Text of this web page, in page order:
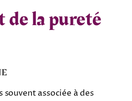
de la pureté
associée à des